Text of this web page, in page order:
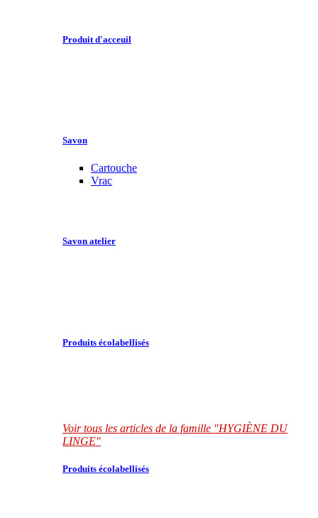
Produit d'acceuil
Savon
Cartouche
Vrac
Savon atelier
Produits écolabellisés
Voir tous les articles de la famille "HYGIÈNE DU
LINGE"
Produits écolabellisés